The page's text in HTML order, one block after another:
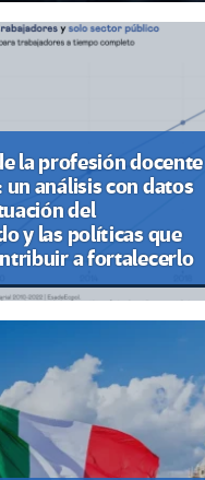
la profesión docente
un análisis con datos
del
y las políticas que
a fortalecerlo